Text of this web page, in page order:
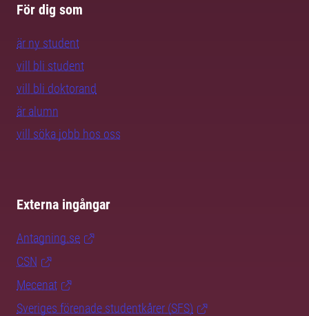
För dig som
är ny student
vill bli student
vill bli doktorand
är alumn
vill söka jobb hos oss
Externa ingångar
Antagning.se
CSN
Mecenat
Sveriges förenade studentkårer (SFS)